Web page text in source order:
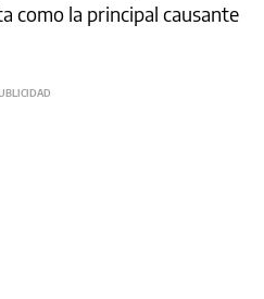
como la principal causante